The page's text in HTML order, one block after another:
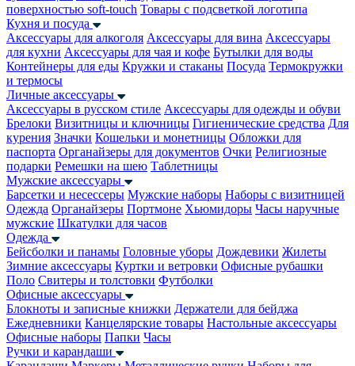
поверхностью soft-touch Товары с подсветкой логотипа
Кухня и посуда
Аксессуары для алкоголя Аксессуары для вина Аксессуары
для кухни Аксессуары для чая и кофе Бутылки для воды
Контейнеры для еды Кружки и стаканы Посуда Термокружки
и термосы
Личные аксессуары
Аксессуары в русском стиле Аксессуары для одежды и обуви
Брелоки Визитницы и ключницы Гигиенические средства Для
курения Значки Кошельки и монетницы Обложки для
паспорта Органайзеры для документов Очки Религиозные
подарки Ремешки на шею Таблетницы
Мужские аксессуары
Барсетки и несессеры Мужские наборы Наборы с визитницей
Одежда Органайзеры Портмоне Хьюмидоры Часы наручные
мужские Шкатулки для часов
Одежда
Бейсболки и панамы Головные уборы Дождевики Жилеты
Зимние аксессуары Куртки и ветровки Офисные рубашки
Поло Свитеры и толстовки Футболки
Офисные аксессуары
Блокноты и записные книжки Держатели для бейджа
Ежедневники Канцелярские товары Настольные аксессуары
Офисные наборы Папки Часы
Ручки и карандаши